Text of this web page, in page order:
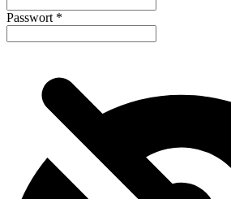
Passwort *